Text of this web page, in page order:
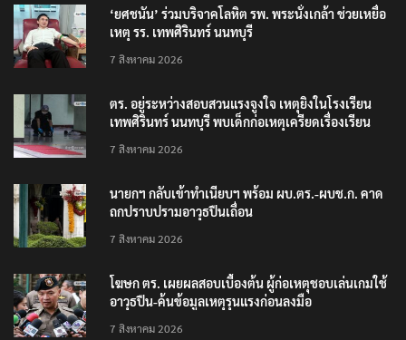
‘ยศชนัน’ ร่วมบริจาคโลหิต รพ. พระนั่งเกล้า ช่วยเหยื่อ
เหตุ รร. เทพศิรินทร์ นนทบุรี
7 สิงหาคม 2026
ตร. อยู่ระหว่างสอบสวนแรงจูงใจ เหตุยิงในโรงเรียน
เทพศิรินทร์ นนทบุรี พบเด็กก่อเหตุเครียดเรื่องเรียน
7 สิงหาคม 2026
นายกฯ กลับเข้าทำเนียบฯ พร้อม ผบ.ตร.-ผบช.ก. คาด
ถกปราบปรามอาวุธปืนเถื่อน
7 สิงหาคม 2026
โฆษก ตร. เผยผลสอบเบื้องต้น ผู้ก่อเหตุชอบเล่นเกมใช้
อาวุธปืน-ค้นข้อมูลเหตุรุนแรงก่อนลงมือ
7 สิงหาคม 2026